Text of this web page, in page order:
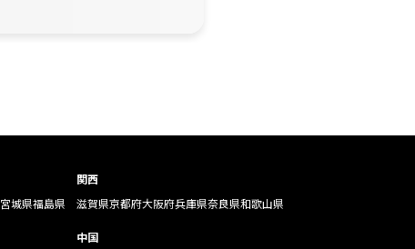
宮城県福島県
関西
滋賀県京都府大阪府兵庫県奈良県和歌山県
中国